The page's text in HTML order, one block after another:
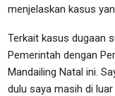
menjelaskan kasus
Terkait kasus dugaan
Pemerintah dengan
Mandailing Natal ini.
dulu saya masih di